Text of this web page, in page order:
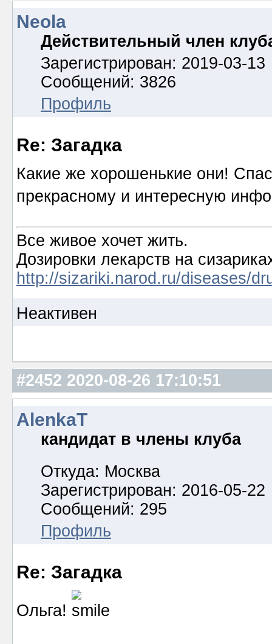
Neola
Действительный член
Зарегистрирован: 2019-03-13
Сообщений: 3826
Профиль
Re: Загадка
Какие же хорошенькие они!
прекрасному и интересную
Все живое хочет жить.
Дозировки лекарств на
http://sizariki.narod.ru/diseases/
Неактивен
#2452 2020-08-26 17:10:51
AlenkaT
кандидат в члены клуба
Откуда: Москва
Зарегистрирован: 2016-05-22
Сообщений: 295
Профиль
Re: Загадка
Ольга!